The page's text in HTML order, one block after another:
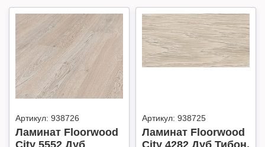
Артикул: 938726
Ламинат Floorwood
City 5552 Дуб
Артикул: 938725
Ламинат Floorwood
City 4282 Дуб Тибон,